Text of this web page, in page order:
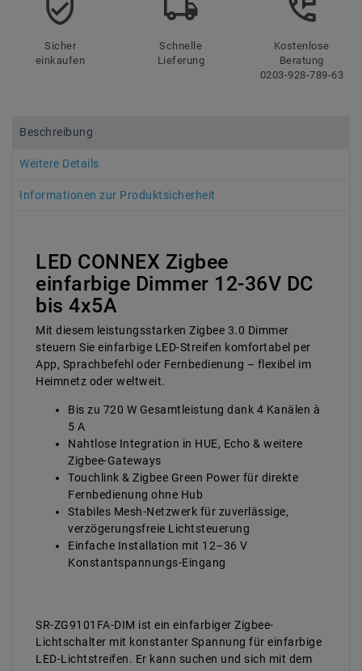
Sicher
einkaufen
Schnelle
Lieferung
Kostenlose
Beratung
0203-928-789-63
Beschreibung
Weitere Details
Informationen zur Produktsicherheit
LED CONNEX Zigbee
einfarbige Dimmer 12-36V DC
bis 4x5A
Mit diesem leistungsstarken Zigbee 3.0 Dimmer
steuern Sie einfarbige LED-Streifen komfortabel per
App, Sprachbefehl oder Fernbedienung – flexibel im
Heimnetz oder weltweit.
Bis zu 720 W Gesamtleistung dank 4 Kanälen à
5 A
Nahtlose Integration in HUE, Echo & weitere
Zigbee-Gateways
Touchlink & Zigbee Green Power für direkte
Fernbedienung ohne Hub
Stabiles Mesh-Netzwerk für zuverlässige,
verzögerungsfreie Lichtsteuerung
Einfache Installation mit 12–36 V
Konstantspannungs-Eingang
SR-ZG9101FA-DIM ist ein einfarbiger Zigbee-
Lichtschalter mit konstanter Spannung für einfarbige
LED-Lichtstreifen. Er kann suchen und sich mit dem